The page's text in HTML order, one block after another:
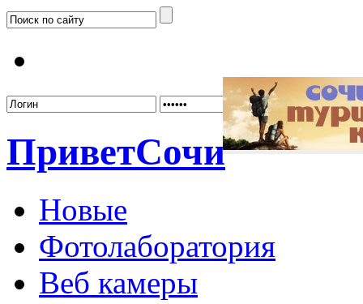
ПриветСочи
Новые
Фотолаборатория
Веб камеры